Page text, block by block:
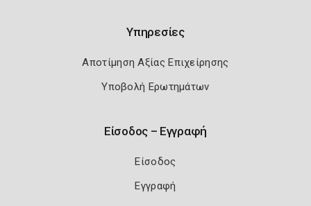
Υπηρεσίες
Αποτίμηση Αξίας Επιχείρησης
Υποβολή Ερωτημάτων
Είσοδος – Εγγραφή
Είσοδος
Εγγραφή